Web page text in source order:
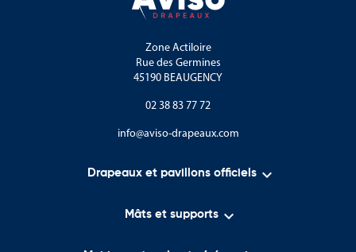
Zone Actiloire
Rue des Germines
45190 BEAUGENCY
02 38 83 77 72
info@aviso-drapeaux.com
Drapeaux et pavillons officiels 
Mâts et supports 